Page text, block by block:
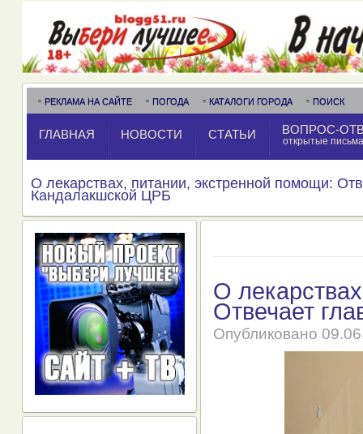
РЕКЛАМА НА САЙТЕ ПОГОДА КАТАЛОГИ ГОРОДА ПОИСК
ГЛАВНАЯ НОВОСТИ СТАТЬИ ВОПРОС-
открытые письма
О лекарствах, питании, экстренной помощи:
Кандалакшской ЦРБ
О
Отвечает
Опубликовано